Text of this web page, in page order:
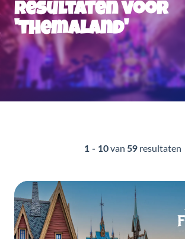
Resultaten voor
'themaland'
1 - 10van 59 resultaten